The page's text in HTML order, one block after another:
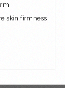
skin firmness